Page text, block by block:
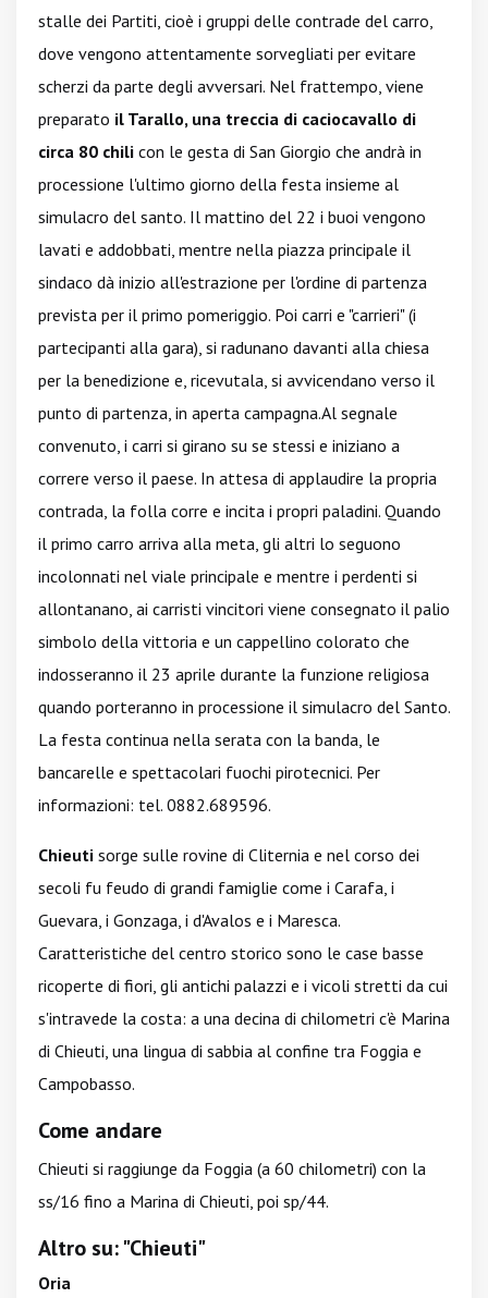
stalle dei Partiti, cioè i gruppi delle contrade del carro,
dove vengono attentamente sorvegliati per evitare
scherzi da parte degli avversari. Nel frattempo, viene
preparato il Tarallo, una treccia di caciocavallo di
circa 80 chili con le gesta di San Giorgio che andrà in
processione l'ultimo giorno della festa insieme al
simulacro del santo. Il mattino del 22 i buoi vengono
lavati e addobbati, mentre nella piazza principale il
sindaco dà inizio all'estrazione per l'ordine di partenza
prevista per il primo pomeriggio. Poi carri e "carrieri" (i
partecipanti alla gara), si radunano davanti alla chiesa
per la benedizione e, ricevutala, si avvicendano verso il
punto di partenza, in aperta campagna.Al segnale
convenuto, i carri si girano su se stessi e iniziano a
correre verso il paese. In attesa di applaudire la propria
contrada, la folla corre e incita i propri paladini. Quando
il primo carro arriva alla meta, gli altri lo seguono
incolonnati nel viale principale e mentre i perdenti si
allontanano, ai carristi vincitori viene consegnato il palio
simbolo della vittoria e un cappellino colorato che
indosseranno il 23 aprile durante la funzione religiosa
quando porteranno in processione il simulacro del Santo.
La festa continua nella serata con la banda, le
bancarelle e spettacolari fuochi pirotecnici. Per
informazioni: tel. 0882.689596.
Chieuti sorge sulle rovine di Cliternia e nel corso dei
secoli fu feudo di grandi famiglie come i Carafa, i
Guevara, i Gonzaga, i d'Avalos e i Maresca.
Caratteristiche del centro storico sono le case basse
ricoperte di fiori, gli antichi palazzi e i vicoli stretti da cui
s'intravede la costa: a una decina di chilometri c'è Marina
di Chieuti, una lingua di sabbia al confine tra Foggia e
Campobasso.
Come andare
Chieuti si raggiunge da Foggia (a 60 chilometri) con la
ss/16 fino a Marina di Chieuti, poi sp/44.
Altro su: "Chieuti"
Oria